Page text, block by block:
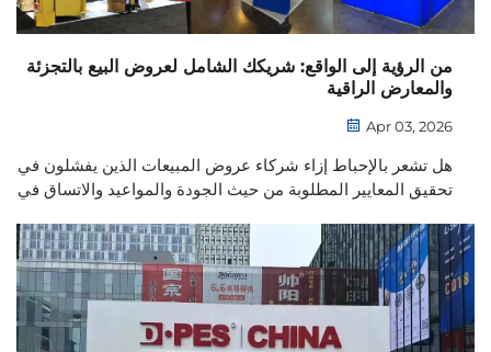
من الرؤية إلى الواقع: شريكك الشامل لعروض البيع بالتجزئة
والمعارض الراقية
Apr 03, 2026
هل تشعر بالإحباط إزاء شركاء عروض المبيعات الذين يفشلون في
تحقيق المعايير المطلوبة من حيث الجودة والمواعيد والاتساق في
أو جناحًا لا يُنسى في معرض تجاري، أو نشاطًا ترويجيًّا مثاليًّا. لكن
الواقع الشائع هو...